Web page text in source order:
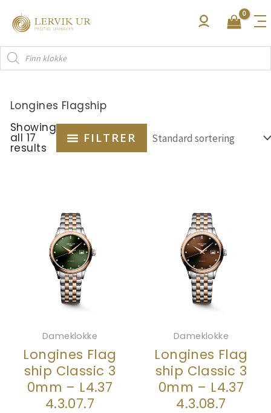
rett
innholdet
Products
search
Longines Flagship
Showing
all 17
results
FILTRER
Dameklokke
Longines Flag
ship Classic 3
0mm – L4.37
4.3.07.7
Dameklokke
Longines Flag
ship Classic 3
0mm – L4.37
4.3.08.7